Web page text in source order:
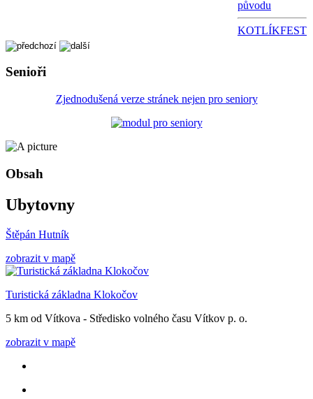
původu
KOTLÍKFEST
Senioři
Zjednodušená verze stránek nejen pro seniory
Obsah
Ubytovny
Štěpán Hutník
zobrazit v mapě
Turistická základna Klokočov
5 km od Vítkova - Středisko volného času Vítkov p. o.
zobrazit v mapě